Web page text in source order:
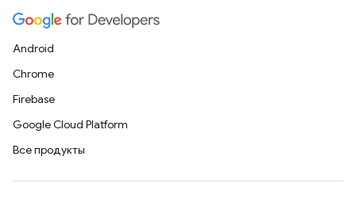
Android
Chrome
Firebase
Google Cloud Platform
Все продукты